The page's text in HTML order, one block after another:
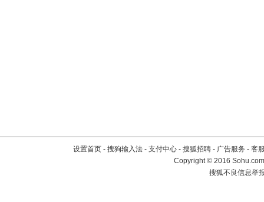
设置首页 - 搜狗输入法 - 支付中心 - 搜狐招聘 - 广告服务 - 客
Copyright©2016
搜狐不良信息举